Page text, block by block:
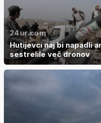
24ur.com
Hutijevci naj bi napadli
sestrelile več dronov